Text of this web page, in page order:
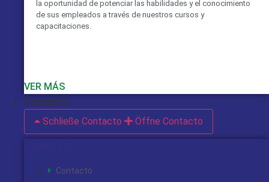
la oportunidad de potenciar las habilidades y el conocimiento
de sus empleados a través de nuestros cursos y
capacitaciones.
VER MÁS
Contacto
Schließe Contacto
Öffne Contacto
Contacto